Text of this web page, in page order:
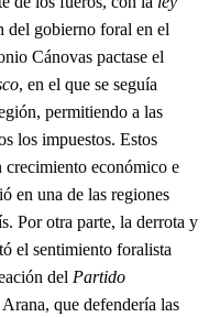
gobierno foral en el
Cánovas pactase el
, en el que se seguía
permitiendo a las
los impuestos. Estos
económico e
en una de las regiones
Por otra parte, la derrota y
el sentimiento foralista
del Partido
que defendería las